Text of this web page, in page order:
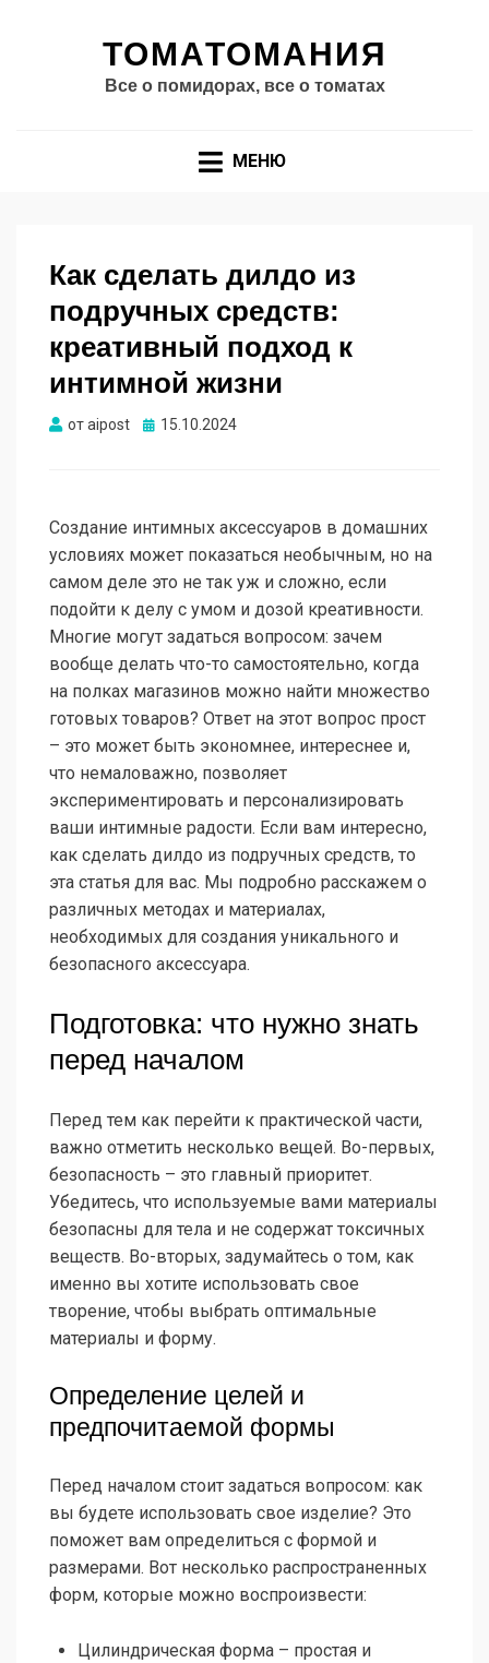
ТОМАТОМАНИЯ
Все о помидорах, все о томатах
МЕНЮ
Как сделать дилдо из
подручных средств:
креативный подход к
интимной жизни
отaipost Опубликовано
15.10.2024
Создание интимных аксессуаров в домашних
условиях может показаться необычным, но на
самом деле это не так уж и сложно, если
подойти к делу с умом и дозой креативности.
Многие могут задаться вопросом: зачем
вообще делать что-то самостоятельно, когда
на полках магазинов можно найти множество
готовых товаров? Ответ на этот вопрос прост
– это может быть экономнее, интереснее и,
что немаловажно, позволяет
экспериментировать и персонализировать
ваши интимные радости. Если вам интересно,
как сделать дилдо из подручных средств, то
эта статья для вас. Мы подробно расскажем о
различных методах и материалах,
необходимых для создания уникального и
безопасного аксессуара.
Подготовка: что нужно знать
перед началом
Перед тем как перейти к практической части,
важно отметить несколько вещей. Во-первых,
безопасность – это главный приоритет.
Убедитесь, что используемые вами материалы
безопасны для тела и не содержат токсичных
веществ. Во-вторых, задумайтесь о том, как
именно вы хотите использовать свое
творение, чтобы выбрать оптимальные
материалы и форму.
Определение целей и
предпочитаемой формы
Перед началом стоит задаться вопросом: как
вы будете использовать свое изделие? Это
поможет вам определиться с формой и
размерами. Вот несколько распространенных
форм, которые можно воспроизвести:
Цилиндрическая форма – простая и